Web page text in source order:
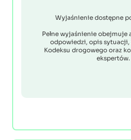
Wyjaśnienie dostępne
Pełne wyjaśnienie obejmuje
odpowiedzi, opis
Kodeksu drogowego oraz
ekspertów.